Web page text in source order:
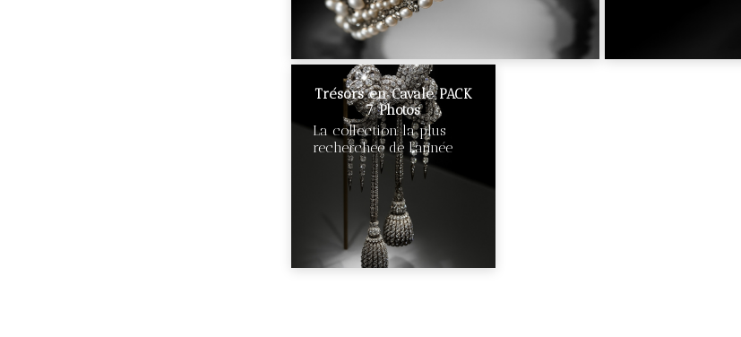
Trésors en Cavale PACK
7 Photos
La collection la plus
recherchée de l’année
€540